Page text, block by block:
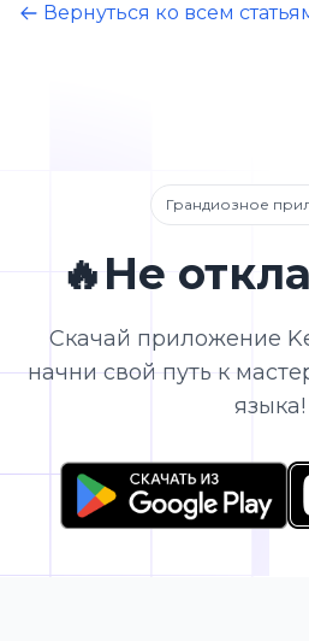
Вернуться ко всем
Грандиозное
🔥Не
Скачай приложение
начни свой путь к
языка!